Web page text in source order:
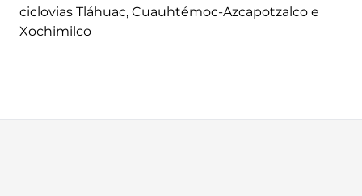
ciclovias Tláhuac, Cuauhtémoc-Azcapotzalco e
Xochimilco